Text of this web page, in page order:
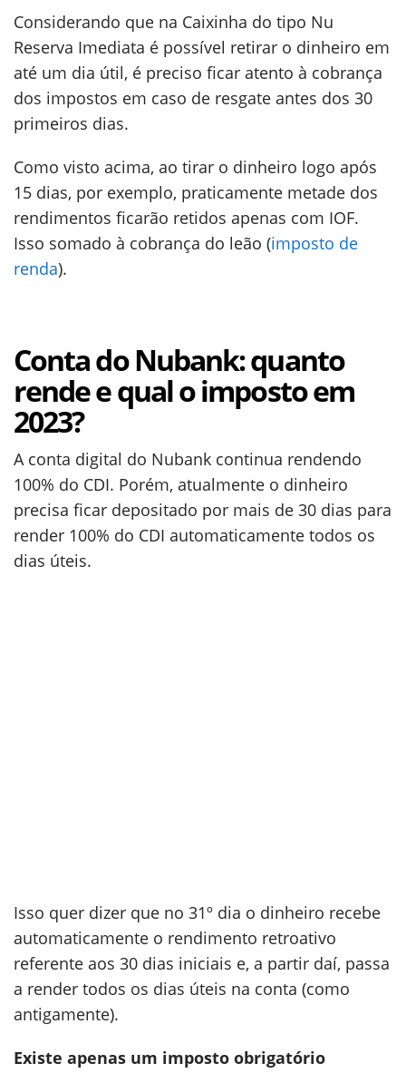
Considerando que na Caixinha do tipo Nu
Reserva Imediata é possível retirar o dinheiro em
até um dia útil, é preciso ficar atento à cobrança
dos impostos em caso de resgate antes dos 30
primeiros dias.
Como visto acima, ao tirar o dinheiro logo após
15 dias, por exemplo, praticamente metade dos
rendimentos ficarão retidos apenas com IOF.
Isso somado à cobrança do leão (imposto de
renda).
Conta do Nubank: quanto
rende e qual o imposto em
2023?
A conta digital do Nubank continua rendendo
100% do CDI. Porém, atualmente o dinheiro
precisa ficar depositado por mais de 30 dias para
render 100% do CDI automaticamente todos os
dias úteis.
Isso quer dizer que no 31º dia o dinheiro recebe
automaticamente o rendimento retroativo
referente aos 30 dias iniciais e, a partir daí, passa
a render todos os dias úteis na conta (como
antigamente).
Existe apenas um imposto obrigatório